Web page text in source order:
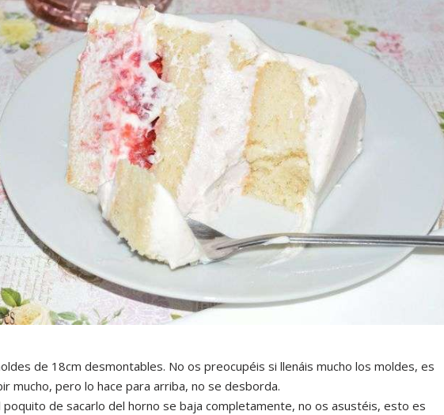
de 18cm desmontables. No os preocupéis si llenáis mucho los moldes, es
mucho, pero lo hace para arriba, no se desborda.
poquito de sacarlo del horno se baja completamente, no os asustéis, esto es